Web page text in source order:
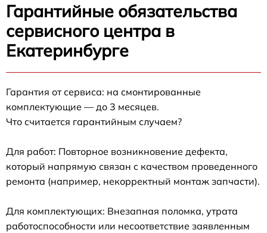
Гарантийные обязательства
сервисного центра в
Екатеринбурге
Гарантия от сервиса: на смонтированные
комплектующие — до 3 месяцев.
Что считается гарантийным случаем?
Для работ: Повторное возникновение дефекта,
который напрямую связан с качеством проведенного
ремонта (например, некорректный монтаж запчасти).
Для комплектующих: Внезапная поломка, утрата
работоспособности или несоответствие заявленным